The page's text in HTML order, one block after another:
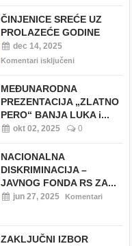
ČINJENICE SREĆE UZ
PROLAZEĆE GODINE
dec 14, 2025
Komentari isključeni
MEĐUNARODNA
PREZENTACIJA „ZLATNO
PERO“ BANJA LUKA i...
okt 02, 2025 0
NACIONALNA
DISKRIMINACIJA –
JAVNOG FONDA RS ZA...
jun 27, 2025
Komentari
ZAKLJUČNI IZBOR